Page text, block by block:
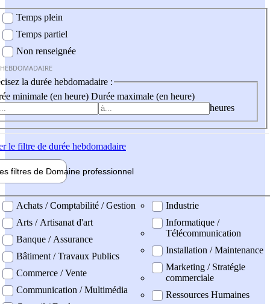
Temps plein
Temps partiel
Non renseignée
la durée hebdomadaire :
minimale (en heure) Durée maximale (en heure)
heures
le filtre de durée hebdomadaire
filtres de Domaine professionnel
professionel
Achats / Comptabilité / Gestion
Arts / Artisanat d'art
Banque / Assurance
Bâtiment / Travaux Publics
Commerce / Vente
Communication / Multimédia
Industrie
Informatique /
Télécommunication
Installation / Maintenance
Marketing / Stratégie
commerciale
Ressources Humaines